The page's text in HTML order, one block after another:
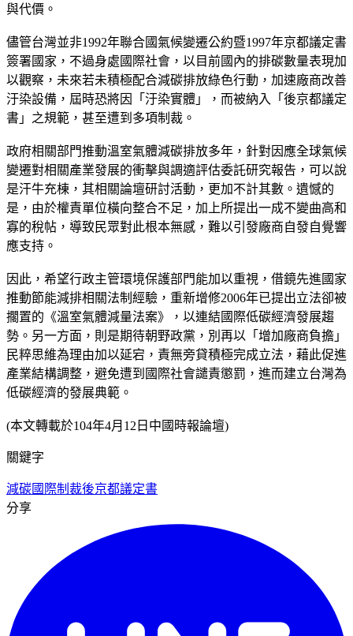
與代價。
儘管台灣並非1992年聯合國氣候變遷公約暨1997年京都議定書
簽署國家，不過身處國際社會，以目前國內的排碳數量表現加
以觀察，未來若未積極配合減碳排放綠色行動，加速廠商改善
汙染設備，屆時恐將因「汙染實體」，而被納入「後京都議定
書」之規範，甚至遭到多項制裁。
政府相關部門推動溫室氣體減碳排放多年，針對因應全球氣候
變遷對相關產業發展的衝擊與調適評估委託研究報告，可以說
是汗牛充棟，其相關論壇研討活動，更加不計其數。遺憾的
是，由於權責單位橫向整合不足，加上所提出一成不變曲高和
寡的稅帖，導致民眾對此根本無感，難以引發廠商自發自覺響
應支持。
因此，希望行政主管環境保護部門能加以重視，借鏡先進國家
推動節能減排相關法制經驗，重新增修2006年已提出立法卻被
擱置的《溫室氣體減量法案》，以連結國際低碳經濟發展趨
勢。另一方面，則是期待朝野政黨，別再以「增加廠商負擔」
民粹思維為理由加以延宕，責無旁貸積極完成立法，藉此促進
產業結構調整，避免遭到國際社會譴責懲罰，進而建立台灣為
低碳經濟的發展典範。
(本文轉載於104年4月12日中國時報論壇)
關鍵字
減碳國際制裁後京都議定書
分享